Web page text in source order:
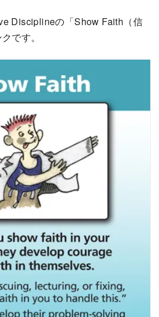
Disciplineの「Show Faith（信
です。